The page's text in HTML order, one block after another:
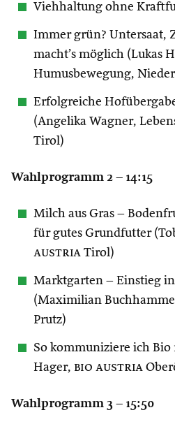
Viehhaltung ohne
Immer grün? Untersaat,
macht’s möglich (Lukas
Humusbewegung,
Erfolgreiche
(Angelika Wagner,
Tirol)
Wahlprogramm 2 – 14:15
Milch aus Gras –
für gutes Grundfutter
austria Tirol)
Marktgarten – Einstieg
(Maximilian
Prutz)
So kommuniziere ich
Hager, bio austria
Wahlprogramm 3 – 15:50